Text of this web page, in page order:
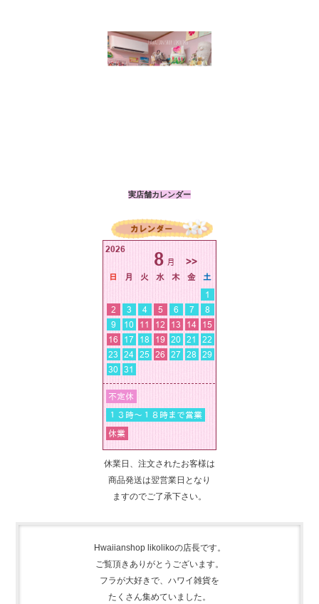
実店舗カレンダー
休業日、注文されたお客様は
商品発送は翌営業日となり
ますのでご了承下さい。
Hwaiianshop likolikoの店長です。
ご覧頂きありがとうございます。
フラが大好きで、 ハワイ雑貨を
たくさん集めていました。